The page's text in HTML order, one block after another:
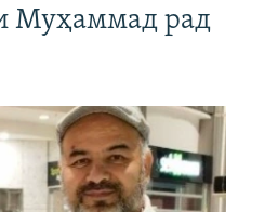
Муҳаммад рад